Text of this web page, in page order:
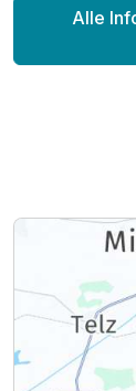
Alle